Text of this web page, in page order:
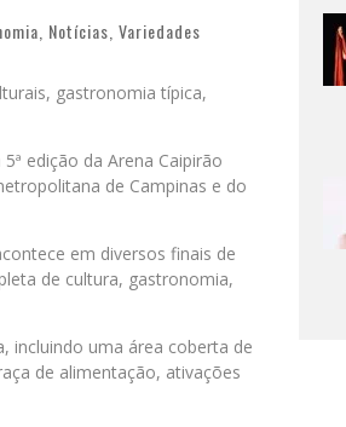
Notícias Variedades
gastronomia típica,
edição da Arena Caipirão
de Campinas e do
em diversos finais de
de cultura, gastronomia,
incluindo uma área coberta de
de alimentação, ativações